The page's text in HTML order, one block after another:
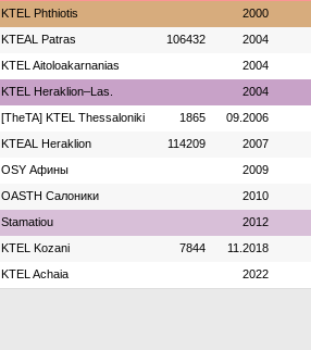
ΚΤΕL Phthiotis 2000
KTEAL Patras 106432 2004
KTEL Aitoloakarnanias 2004
KTEL Heraklion–Las. 2004
[TheTA] KTEL Thessaloniki 1865 09.2006
KTEAL Heraklion 114209 2007
OSY Афины 2009
OASTH Салоники 2010
Stamatiou 2012
ΚΤΕL Kozani 7844 11.2018
KTEL Achaia 2022